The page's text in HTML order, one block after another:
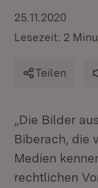
25.11.2020
Lesezeit: 2
Teilen
„Die Bilder
Biberach, die
Medien
rechtlichen